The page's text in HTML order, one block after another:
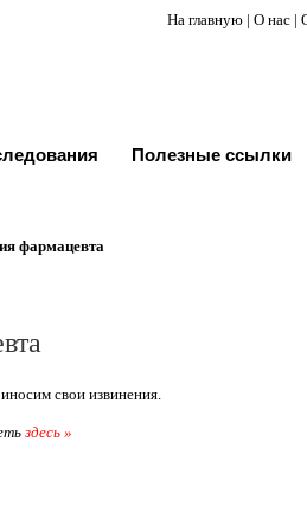
На главную | О нас |
Полезные ссылки
фармацевта
свои извинения.
здесь »